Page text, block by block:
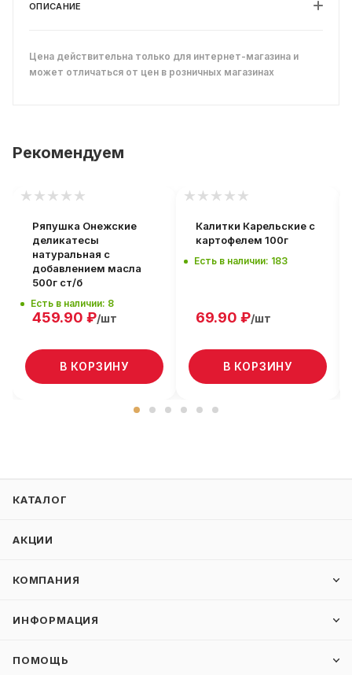
ОПИСАНИЕ
Цена действительна только для интернет-магазина и
может отличаться от цен в розничных магазинах
Рекомендуем
Ряпушка Онежские
деликатесы
натуральная с
добавлением масла
500г ст/б
Есть в наличии: 8
459.90 ₽/шт
В КОРЗИНУ
Калитки Карельские с
картофелем 100г
Есть в наличии: 183
69.90 ₽/шт
В КОРЗИНУ
КАТАЛОГ
АКЦИИ
КОМПАНИЯ
ИНФОРМАЦИЯ
ПОМОЩЬ